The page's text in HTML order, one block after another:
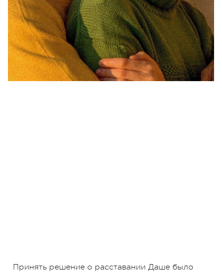
Принять решение о расставании Даше было